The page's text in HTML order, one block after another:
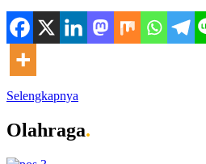
Selengkapnya
Olahraga.